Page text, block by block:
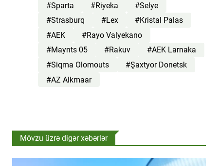
#Sparta
#Riyeka
#Selye
#Strasburq
#Lex
#Kristal Palas
#AEK
#Rayo Valyekano
#Maynts 05
#Rakuv
#AEK Larnaka
#Siqma Olomouts
#Şaxtyor Donetsk
#AZ Alkmaar
Mövzu üzrə digər xəbərlər